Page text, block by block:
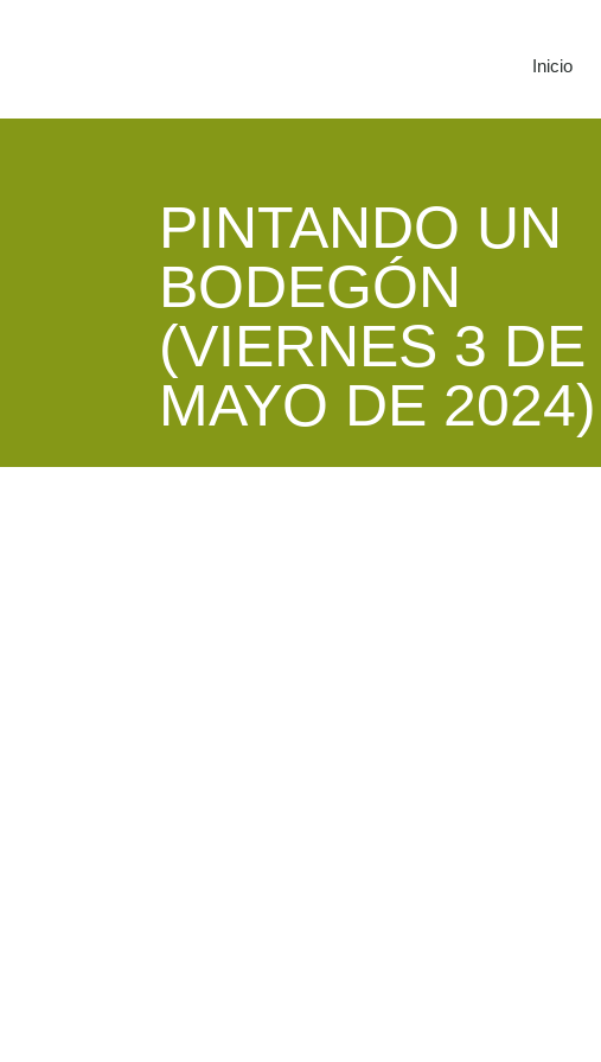
Inicio
PINTANDO UN
BODEGÓN
(VIERNES 3 DE
MAYO DE 2024)